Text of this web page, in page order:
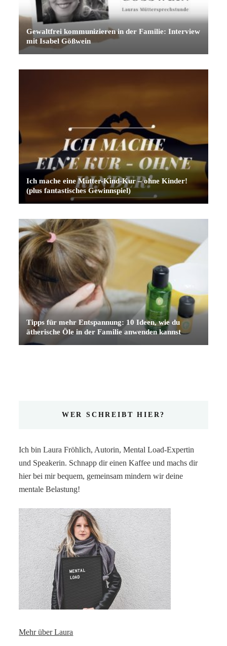
Gewaltfrei kommunizieren in der Familie: Interview
mit Isabel Gößwein
Ich mache eine Mutter-Kind-Kur – ohne Kinder!
(plus fantastisches Gewinnspiel)
Tipps für mehr Entspannung: 10 Ideen, wie du
ätherische Öle in der Familie anwenden kannst
WER SCHREIBT HIER?
Ich bin Laura Fröhlich, Autorin, Mental Load-Expertin
und Speakerin. Schnapp dir einen Kaffee und machs dir
hier bei mir bequem, gemeinsam mindern wir deine
mentale Belastung!
Mehr über Laura